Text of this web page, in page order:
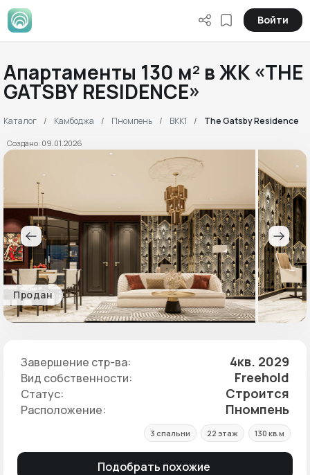
Войти
Апартаменты 130 м² в ЖК «THE
GATSBY RESIDENCE»
Каталог Камбоджа Пномпень BKK1 The Gatsby Residence
Создано: 09.01.2026
Продан
Завершение стр-ва: 4кв. 2029
Вид собственности: Freehold
Статус: Строится
Расположение: Пномпень
3 спальни 22 этаж 130 кв.м
Подобрать похожие